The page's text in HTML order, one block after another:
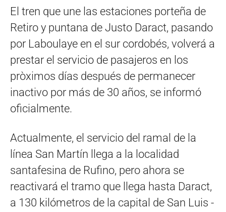
El tren que une las estaciones porteña de
Retiro y puntana de Justo Daract, pasando
por Laboulaye en el sur cordobés, volverá a
prestar el servicio de pasajeros en los
pròximos días después de permanecer
inactivo por más de 30 años, se informó
oficialmente.
Actualmente, el servicio del ramal de la
línea San Martín llega a la localidad
santafesina de Rufino, pero ahora se
reactivará el tramo que llega hasta Daract,
a 130 kilómetros de la capital de San Luis -